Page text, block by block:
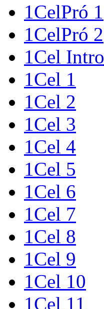
1CelPró 1
1CelPró 2
1Cel Intro
1Cel 1
1Cel 2
1Cel 3
1Cel 4
1Cel 5
1Cel 6
1Cel 7
1Cel 8
1Cel 9
1Cel 10
1Cel 11